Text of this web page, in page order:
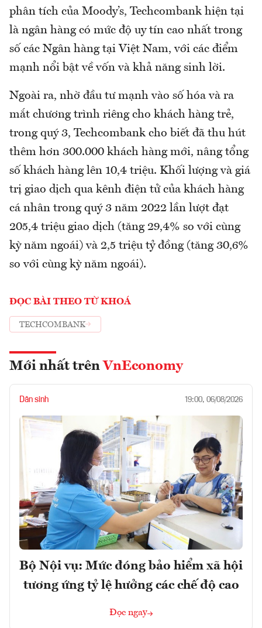
phân tích của Moody’s, Techcombank hiện tại
là ngân hàng có mức độ uy tín cao nhất trong
số các Ngân hàng tại Việt Nam, với các điểm
mạnh nổi bật về vốn và khả năng sinh lời.
Ngoài ra, nhờ đầu tư mạnh vào số hóa và ra
mắt chương trình riêng cho khách hàng trẻ,
trong quý 3, Techcombank cho biết đã thu hút
thêm hơn 300.000 khách hàng mới, nâng tổng
số khách hàng lên 10,4 triệu. Khối lượng và giá
trị giao dịch qua kênh điện tử của khách hàng
cá nhân trong quý 3 năm 2022 lần lượt đạt
205,4 triệu giao dịch (tăng 29,4% so với cùng
kỳ năm ngoái) và 2,5 triệu tỷ đồng (tăng 30,6%
so với cùng kỳ năm ngoái).
ĐỌC BÀI THEO TỪ KHOÁ
TECHCOMBANK
Mới nhất trên VnEconomy
Dân sinh 19:00, 06/08/2026
Bộ Nội vụ: Mức đóng bảo hiểm xã hội
tương ứng tỷ lệ hưởng các chế độ cao
Đọc ngay